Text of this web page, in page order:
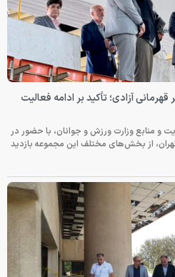
آزادی؛ تأکید بر ادامه فعالیت
منابع وزارت ورزش و جوانان، با حضور در
از بخش‌های مختلف این مجموعه بازدید